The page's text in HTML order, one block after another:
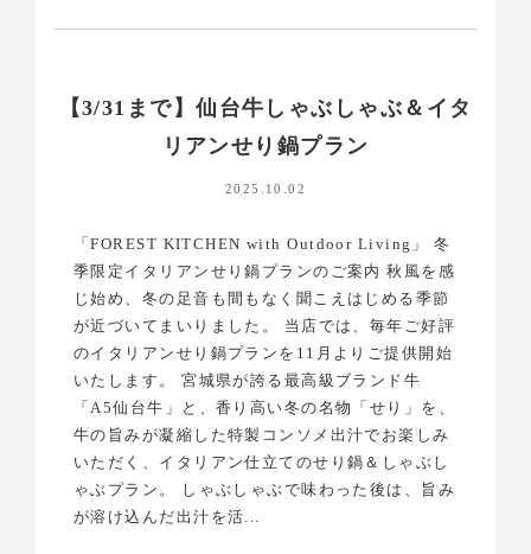
【3/31まで】仙台牛しゃぶしゃぶ＆イタ
リアンせり鍋プラン
2025.10.02
「FOREST KITCHEN with Outdoor Living」 冬
季限定イタリアンせり鍋プランのご案内 秋風を感
じ始め、冬の足音も間もなく聞こえはじめる季節
が近づいてまいりました。 当店では、毎年ご好評
のイタリアンせり鍋プランを11月よりご提供開始
いたします。 宮城県が誇る最高級ブランド牛
「A5仙台牛」と、香り高い冬の名物「せり」を、
牛の旨みが凝縮した特製コンソメ出汁でお楽しみ
いただく、イタリアン仕立てのせり鍋＆しゃぶし
ゃぶプラン。 しゃぶしゃぶで味わった後は、旨み
が溶け込んだ出汁を活...